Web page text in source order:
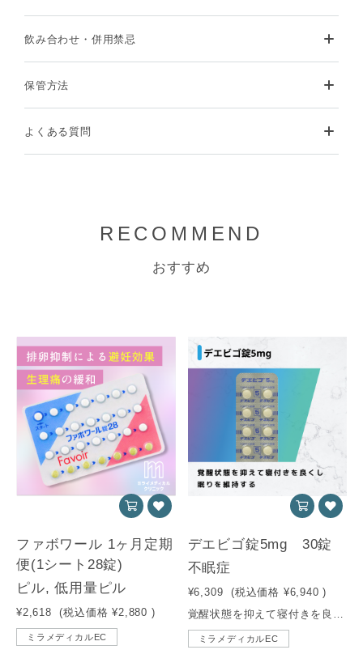
飲み合わせ・併用禁忌
保管方法
よくある質問
RECOMMEND
おすすめ
ファボワール 1ヶ月定期
便(1シート28錠)
ピル, 低用量ピル
¥2,618 (税込価格 ¥2,880 )
ミラメディカルEC
デエビゴ錠5mg 30錠
不眠症
¥6,309 (税込価格 ¥6,940 )
ミラメディカルEC